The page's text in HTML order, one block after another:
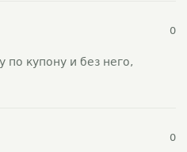
0
купону и без него,
0